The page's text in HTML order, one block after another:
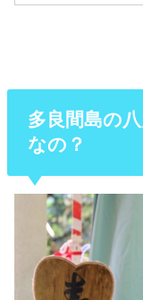
多良間島の
なの？